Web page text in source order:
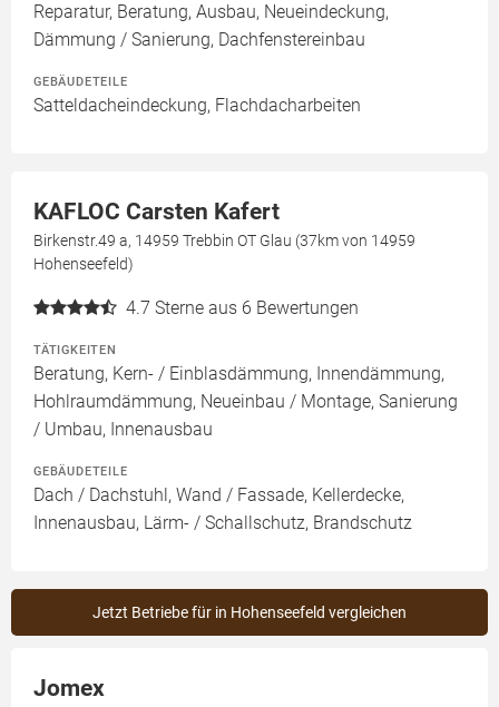
Reparatur, Beratung, Ausbau, Neueindeckung,
Dämmung / Sanierung, Dachfenstereinbau
GEBÄUDETEILE
Satteldacheindeckung, Flachdacharbeiten
KAFLOC Carsten Kafert
Birkenstr.49 a, 14959 Trebbin OT Glau (37km von 14959
Hohenseefeld)
4.7 Sterne aus 6 Bewertungen
TÄTIGKEITEN
Beratung, Kern- / Einblasdämmung, Innendämmung,
Hohlraumdämmung, Neueinbau / Montage, Sanierung
/ Umbau, Innenausbau
GEBÄUDETEILE
Dach / Dachstuhl, Wand / Fassade, Kellerdecke,
Innenausbau, Lärm- / Schallschutz, Brandschutz
Jetzt Betriebe für in Hohenseefeld vergleichen
Jomex